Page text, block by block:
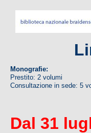
Monografie:
Prestito: 2 volumi
Consultazione in sede: 5
Dal 31